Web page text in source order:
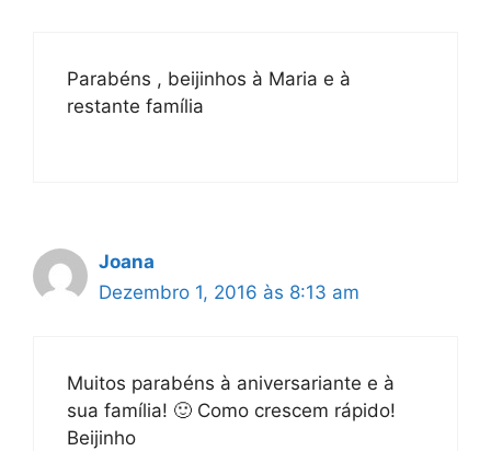
Parabéns , beijinhos à Maria e à
restante família
Joana
Dezembro 1, 2016 às 8:13 am
Muitos parabéns à aniversariante e à
sua família! 🙂 Como crescem rápido!
Beijinho